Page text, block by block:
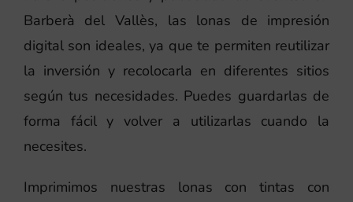
Barberà del Vallès, las lonas de impresión
digital son ideales, ya que te permiten reutilizar
la inversión y recolocarla en diferentes sitios
según tus necesidades. Puedes guardarlas de
forma fácil y volver a utilizarlas cuando la
necesites.
Imprimimos nuestras lonas con tintas con